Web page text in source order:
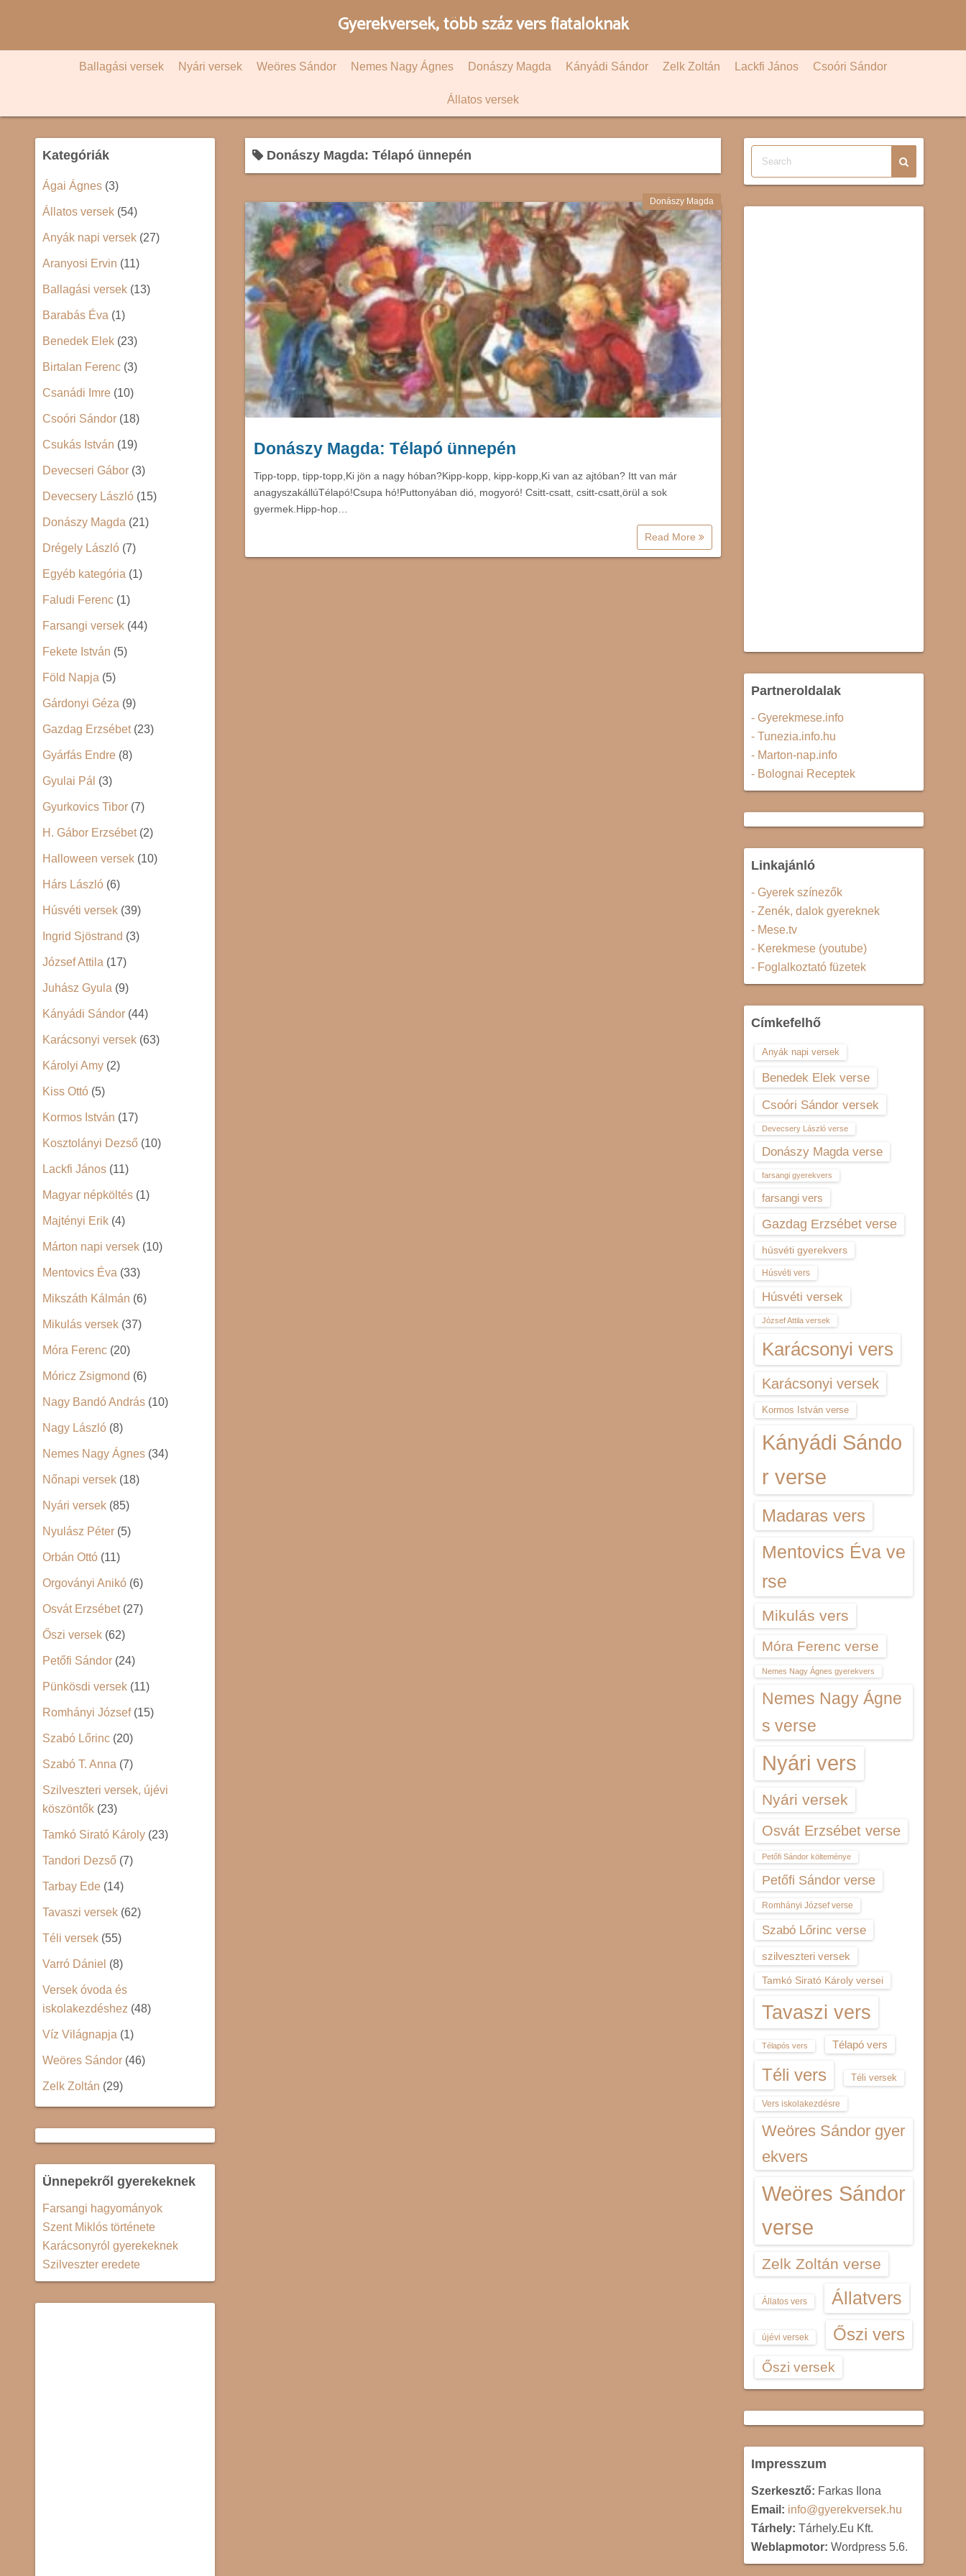
c
Gyerekversek, több száz vers fiataloknak
Ballagási versek Nyári versek Weöres Sándor Nemes Nagy Ágnes Donászy Magda Kányádi Sándor Zelk Zoltán Lackfi János Csoóri Sándor
Állatos versek
Donászy Magda: Télapó ünnepén
Donászy Magda
Donászy Magda: Télapó ünnepén
Tipp-topp, tipp-topp,Ki jön a nagy hóban?Kipp-kopp, kipp-kopp,Ki van az ajtóban? Itt van már
anagyszakállúTélapó!Csupa hó!Puttonyában dió, mogyoró! Csitt-csatt, csitt-csatt,örül a sok
gyermek.Hipp-hop…
Read More
Kategóriák
Ágai Ágnes (3)
Állatos versek (54)
Anyák napi versek (27)
Aranyosi Ervin (11)
Ballagási versek (13)
Barabás Éva (1)
Benedek Elek (23)
Birtalan Ferenc (3)
Csanádi Imre (10)
Csoóri Sándor (18)
Csukás István (19)
Devecseri Gábor (3)
Devecsery László (15)
Donászy Magda (21)
Drégely László (7)
Egyéb kategória (1)
Faludi Ferenc (1)
Farsangi versek (44)
Fekete István (5)
Föld Napja (5)
Gárdonyi Géza (9)
Gazdag Erzsébet(23)
Gyárfás Endre (8)
Gyulai Pál (3)
Gyurkovics Tibor (7)
H. Gábor Erzsébet(2)
Halloween versek (10)
Hárs László (6)
Húsvéti versek (39)
Ingrid Sjöstrand (3)
József Attila (17)
Juhász Gyula (9)
Kányádi Sándor (44)
Karácsonyi versek (63)
Károlyi Amy (2)
Kiss Ottó (5)
Kormos István (17)
Kosztolányi Dezső (10)
Lackfi János (11)
Magyar népköltés (1)
Majtényi Erik (4)
Márton napi versek (10)
Mentovics Éva (33)
Mikszáth Kálmán (6)
Mikulás versek (37)
Móra Ferenc (20)
Móricz Zsigmond (6)
Nagy Bandó András (10)
Nagy László (8)
Nemes Nagy Ágnes (34)
Nőnapi versek (18)
Nyári versek (85)
Nyulász Péter (5)
Orbán Ottó (11)
Orgoványi Anikó (6)
Osvát Erzsébet(27)
Őszi versek (62)
Petőfi Sándor (24)
Pünkösdi versek (11)
Romhányi József(15)
Szabó Lőrinc (20)
Szabó T. Anna (7)
Szilveszteri versek, újévi
köszöntők (23)
Tamkó Sirató Károly (23)
Tandori Dezső (7)
Tarbay Ede (14)
Tavaszi versek (62)
Téli versek (55)
Varró Dániel (8)
Versek óvoda és
iskolakezdéshez (48)
Víz Világnapja (1)
Weöres Sándor (46)
Zelk Zoltán (29)
Ünnepekről gyerekeknek
Farsangi hagyományok
Szent Miklós története
Karácsonyról gyerekeknek
Szilveszter eredete
Partneroldalak
- Gyerekmese.info
- Tunezia.info.hu
- Marton-nap.info
- Bolognai Receptek
Linkajánló
- Gyerek színezők
- Zenék, dalok gyereknek
- Mese.tv
- Kerekmese (youtube)
- Foglalkoztató füzetek
Címkefelhő
Anyák napi versek
Benedek Elek verse
Csoóri Sándor versek
Devecsery László verse
Donászy Magda verse
farsangi gyerekvers
farsangi vers
Gazdag Erzsébet verse
húsvéti gyerekvers
Húsvéti vers
Húsvéti versek
József Attila versek
Karácsonyi vers
Karácsonyi versek
Kormos István verse
Kányádi Sándo
r verse
Madaras vers
Mentovics Éva ve
rse
Mikulás vers
Móra Ferenc verse
Nemes Nagy Ágnes gyerekvers
Nemes Nagy Ágne
s verse
Nyári vers
Nyári versek
Osvát Erzsébet verse
Petőfi Sándor költeménye
Petőfi Sándor verse
Romhányi József verse
Szabó Lőrinc verse
szilveszteri versek
Tamkó Sirató Károly versei
Tavaszi vers
Télapós vers Télapó vers
Téli vers Téli versek
Vers iskolakezdésre
Weöres Sándor gyer
ekvers
Weöres Sándor
verse
Zelk Zoltán verse
Állatos vers Állatvers
újévi versek Őszi vers
Őszi versek
Impresszum
Szerkesztő: Farkas Ilona
Email: info@gyerekversek.hu
Tárhely: Tárhely.Eu Kft.
Weblapmotor: Wordpress 5.6.